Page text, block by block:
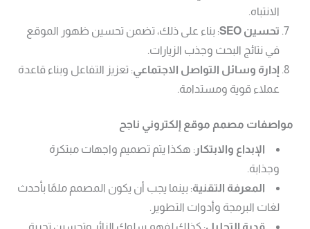
الانتباه.
تحسين
: بناء على ذلك، تضمن تحسين ظهور الموقع
في نتائج البحث وجذب الزيارات.
إدارة وسائل التواصل الاجتماعي: تعزيز التفاعل وبناء قاعدة
عملاء قوية ومستدامة.
مواصفات مصمم موقع إلكتروني ناجح
الإبداع والابتكار: هكذا يتم تصميم واجهات مبتكرة
وجذابة.
المعرفة التقنية: بينما يجب أن يكون المصمم ملمًا بأحدث
لغات البرمجة وأدوات التطوير.
قدرة التحليل: كذلك لفهم سلوك الزائر وتحسين تجربة